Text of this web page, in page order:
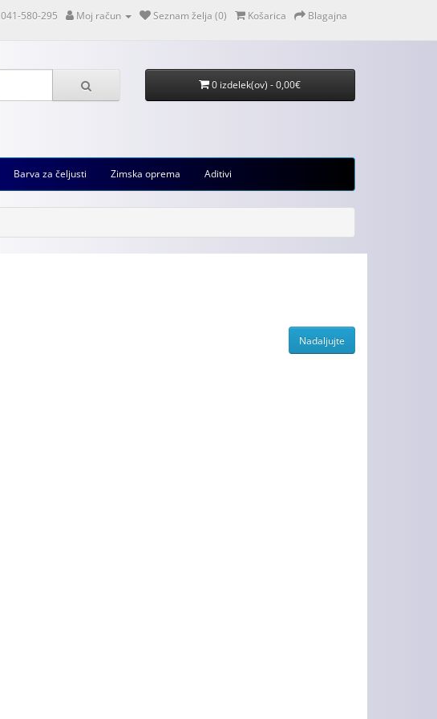
041-580-295 Moj račun Seznam želja (0) Košarica Blagajna
0 izdelek(ov) - 0,00€
Barva za čeljusti Zimska oprema Aditivi
Nadaljujte